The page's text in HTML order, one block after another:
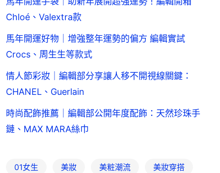
Chloé、Valextra款
馬年開運好物｜增強整年運勢的偏方 編輯實試
Crocs、周生生等款式
情人節彩妝｜編輯部分享讓人移不開視線關鍵：
CHANEL、Guerlain
時尚配飾推薦｜編輯部公開年度配飾：天然珍珠手
鏈、MAX MARA絲巾
01女生 美妝 美粧潮流 美妝穿搭